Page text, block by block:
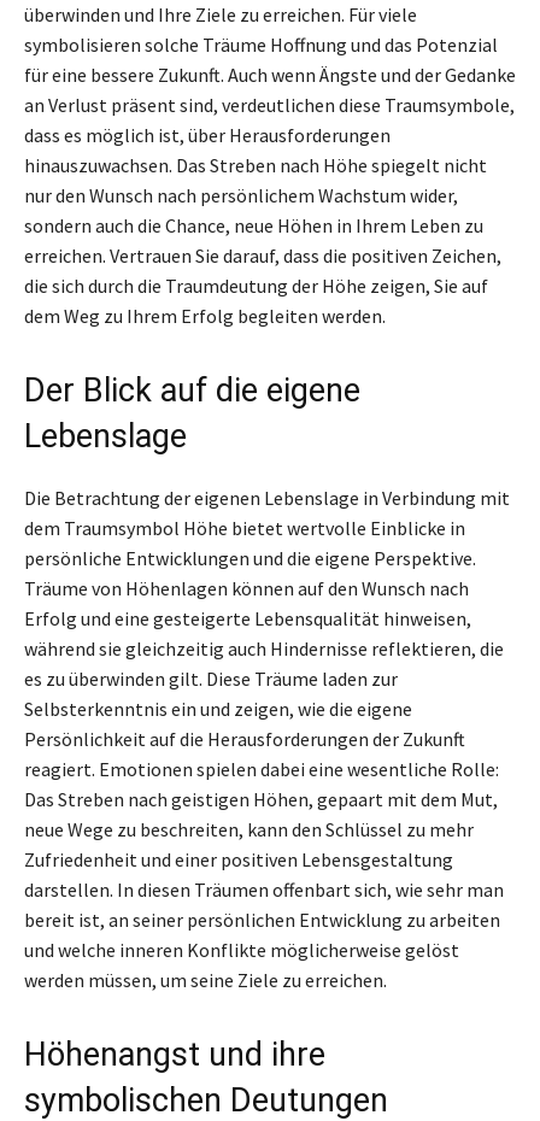
überwinden und Ihre Ziele zu erreichen. Für viele
symbolisieren solche Träume Hoffnung und das Potenzial
für eine bessere Zukunft. Auch wenn Ängste und der Gedanke
an Verlust präsent sind, verdeutlichen diese Traumsymbole,
dass es möglich ist, über Herausforderungen
hinauszuwachsen. Das Streben nach Höhe spiegelt nicht
nur den Wunsch nach persönlichem Wachstum wider,
sondern auch die Chance, neue Höhen in Ihrem Leben zu
erreichen. Vertrauen Sie darauf, dass die positiven Zeichen,
die sich durch die Traumdeutung der Höhe zeigen, Sie auf
dem Weg zu Ihrem Erfolg begleiten werden.
Der Blick auf die eigene
Lebenslage
Die Betrachtung der eigenen Lebenslage in Verbindung mit
dem Traumsymbol Höhe bietet wertvolle Einblicke in
persönliche Entwicklungen und die eigene Perspektive.
Träume von Höhenlagen können auf den Wunsch nach
Erfolg und eine gesteigerte Lebensqualität hinweisen,
während sie gleichzeitig auch Hindernisse reflektieren, die
es zu überwinden gilt. Diese Träume laden zur
Selbsterkenntnis ein und zeigen, wie die eigene
Persönlichkeit auf die Herausforderungen der Zukunft
reagiert. Emotionen spielen dabei eine wesentliche Rolle:
Das Streben nach geistigen Höhen, gepaart mit dem Mut,
neue Wege zu beschreiten, kann den Schlüssel zu mehr
Zufriedenheit und einer positiven Lebensgestaltung
darstellen. In diesen Träumen offenbart sich, wie sehr man
bereit ist, an seiner persönlichen Entwicklung zu arbeiten
und welche inneren Konflikte möglicherweise gelöst
werden müssen, um seine Ziele zu erreichen.
Höhenangst und ihre
symbolischen Deutungen